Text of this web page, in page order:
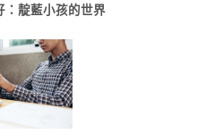
：靛藍小孩的世界